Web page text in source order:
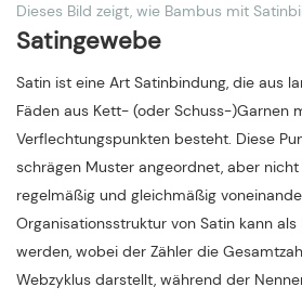
Dieses Bild zeigt, wie Bambus mit
Satingewebe
Satin ist eine Art Satinbindung, die aus
Fäden aus Kett- (oder Schuss-)Garnen
Verflechtungspunkten besteht. Diese
schrägen Muster angeordnet, aber
regelmäßig und gleichmäßig
Organisationsstruktur von Satin kann
werden, wobei der Zähler die
Webzyklus darstellt, während der